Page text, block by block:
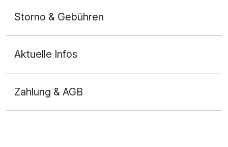
Storno & Gebühren
Aktuelle Infos
Zahlung & AGB